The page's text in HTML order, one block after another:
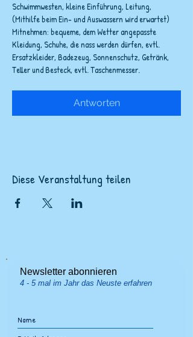
Schwimmwesten, kleine Einführung, Leitung,
(Mithilfe beim Ein- und Auswassern wird erwartet)
Mitnehmen: bequeme, dem Wetter angepasste
Kleidung, Schuhe, die nass werden dürfen, evtl.
Ersatzkleider, Badezeug, Sonnenschutz, Getränk,
Teller und Besteck, evtl. Taschenmesser.
Antworten
Diese Veranstaltung teilen
Newsletter abonnieren
4 - 5 mal im Jahr das Neuste erfahren